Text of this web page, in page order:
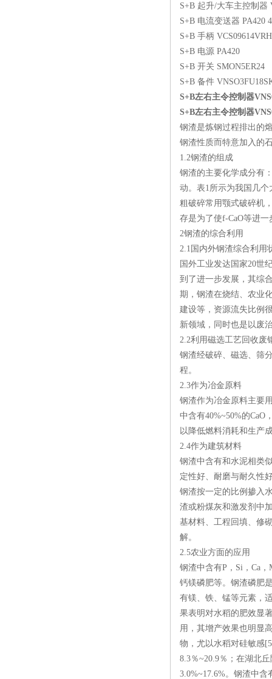
S+B 起升/大车主控制器
S+B 电流变送器 PA420
S+B 手柄
S+B 电源 PA420
S+B 开关 SMON5ER24
S+B 备件
S+B左右主令控制器
S+B左右主令控制器
钢渣是炼钢过程排出的
钢渣性质而特意加入的
1.2钢渣的组成
钢渣的主要化学成分有
动。表1所示为我国几
粗破碎常用颚式破碎机
存是为了使f-CaO等进
2钢渣的综合利用
2.1国内外钢渣综合利用
国外工业发达国家20世
到了进一步发展，其综
期，钢渣在烧结、农业
建设等，资源流失比例
新领域，同时也是以废
2.2利用磁选工艺回收废
钢渣经破碎、磁选、筛
程。
2.3作为冶金原料
钢渣作为冶金原料主要
中含有40%~50%的CaO
以降低燃料消耗和生产
2.4作为建筑材料
钢渣中含有和水泥相类
定性好、耐磨与耐久性
钢渣按一定的比例掺入
渣或粉煤灰和激发剂中
基材料、工程回填、修
解。
2.5农业方面的应用
钢渣中含有P，Si，Ca
钙镁磷肥等。钢渣磷肥
有镁、铁、锰等元素，
果表明对水稻的肥效显
用，其增产效果也明显
物，尤以水稻对硅敏感
8.3％~20.9％；在湖北
3.0%~17.6%。钢渣中